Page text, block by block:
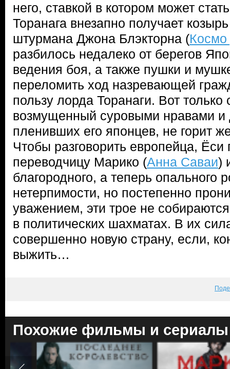
него, ставкой в котором может
Торанага внезапно получает
штурмана Джона Блэкторна (
разбилось недалеко от берегов
ведения боя, а также пушки и
переломить ход назревающей
пользу лорда Торанаги. Вот
возмущенный суровыми нравами
пленивших его японцев, не горит
Чтобы разговорить европейца, Ёси
переводчицу Марико (Анна Саваи)
благородного, а теперь опального
нетерпимости, но постепенно
уважением, эти трое не
в политических шахматах. В их
совершенно новую страну, если,
выжить…
Похожие фильмы и сериалы